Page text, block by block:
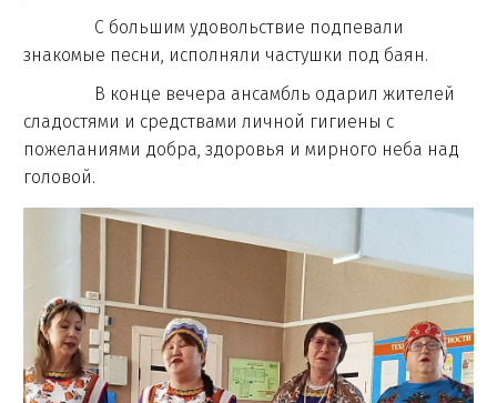
С большим удовольствие подпевали
знакомые песни, исполняли частушки под баян.
В конце вечера ансамбль одарил жителей
сладостями и средствами личной гигиены с
пожеланиями добра, здоровья и мирного неба над
головой.